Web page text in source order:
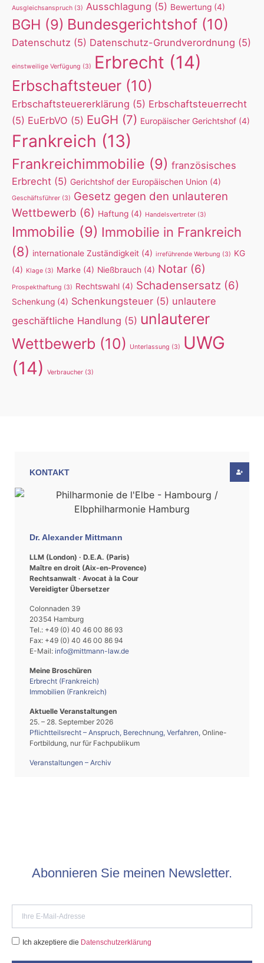
Ausgleichsanspruch (3) Ausschlagung (5) Bewertung (4)
BGH (9) Bundesgerichtshof (10)
Datenschutz (5) Datenschutz-Grundverordnung (5)
einstweilige Verfügung (3) Erbrecht (14)
Erbschaftsteuer (10)
Erbschaftsteuererklärung (5) Erbschaftsteuerrecht
(5) EuErbVO (5) EuGH (7) Europäischer Gerichtshof (4)
Frankreich (13)
Frankreichimmobilie (9) französisches
Erbrecht (5) Gerichtshof der Europäischen Union (4)
Geschäftsführer (3) Gesetz gegen den unlauteren
Wettbewerb (6) Haftung (4) Handelsvertreter (3)
Immobilie (9) Immobilie in Frankreich
(8) internationale Zuständigkeit (4) irreführende Werbung (3) KG
(4) Klage (3) Marke (4) Nießbrauch (4) Notar (6)
Prospekthaftung (3) Rechtswahl (4) Schadensersatz (6)
Schenkung (4) Schenkungsteuer (5) unlautere
geschäftliche Handlung (5) unlauterer
Wettbewerb (10) Unterlassung (3)
UWG
(14)
Verbraucher (3)
KONTAKT
Dr. Alexander Mittmann
LLM (London) · D.E.A. (Paris)
Maître en droit (Aix-en-Provence)
Rechtsanwalt · Avocat à la Cour
Vereidigter Übersetzer
Colonnaden 39
20354 Hamburg
Tel.: +49 (0) 40 46 00 86 93
Fax: +49 (0) 40 46 00 86 94
E-Mail: info@mittmann-law.de
Meine Broschüren
Erbrecht (Frankreich)
Immobilien (Frankreich)
Aktuelle Veranstaltungen
25. – 28. September 2026
Pflichtteilsrecht – Anspruch, Berechnung, Verfahren, Online-
Fortbildung, nur für Fachpublikum
Veranstaltungen – Archiv
Abonnieren Sie meinen Newsletter.
Ich akzeptiere die Datenschutzerklärung